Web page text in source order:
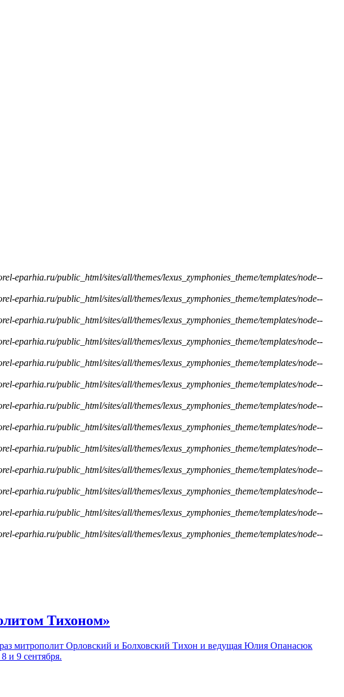
eparhia.ru/public_html/sites/all/themes/lexus_zymphonies_theme/templates/node--
eparhia.ru/public_html/sites/all/themes/lexus_zymphonies_theme/templates/node--
eparhia.ru/public_html/sites/all/themes/lexus_zymphonies_theme/templates/node--
eparhia.ru/public_html/sites/all/themes/lexus_zymphonies_theme/templates/node--
eparhia.ru/public_html/sites/all/themes/lexus_zymphonies_theme/templates/node--
eparhia.ru/public_html/sites/all/themes/lexus_zymphonies_theme/templates/node--
eparhia.ru/public_html/sites/all/themes/lexus_zymphonies_theme/templates/node--
eparhia.ru/public_html/sites/all/themes/lexus_zymphonies_theme/templates/node--
eparhia.ru/public_html/sites/all/themes/lexus_zymphonies_theme/templates/node--
eparhia.ru/public_html/sites/all/themes/lexus_zymphonies_theme/templates/node--
eparhia.ru/public_html/sites/all/themes/lexus_zymphonies_theme/templates/node--
eparhia.ru/public_html/sites/all/themes/lexus_zymphonies_theme/templates/node--
eparhia.ru/public_html/sites/all/themes/lexus_zymphonies_theme/templates/node--
Тихоном»
митрополит Орловский и Болховский Тихон и ведущая Юлия Опанасюк
и 9 сентября.